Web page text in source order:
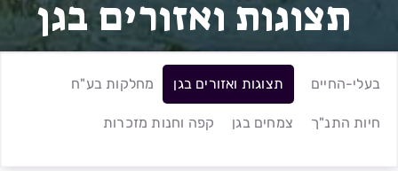
תצוגות ואזורים בגן
בעלי-החיים תצוגות ואזורים בגן מחלקות בע"ח
חיות התנ"ך צמחים בגן קפה וחנות מזכרות